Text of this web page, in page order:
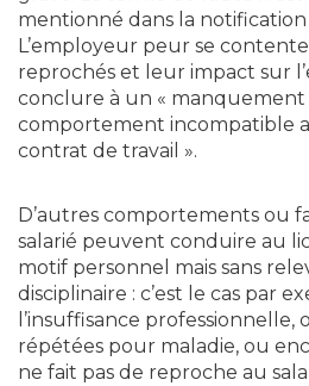
mentionné dans la
L’employeur peur se
reprochés et leur impact sur
conclure à un «
comportement incompatible
contrat de travail ».
D’autres comportements ou
salarié peuvent conduire au
motif personnel mais sans
disciplinaire : c’est le cas par
l’insuffisance professionnelle,
répétées pour maladie, ou
ne fait pas de reproche au